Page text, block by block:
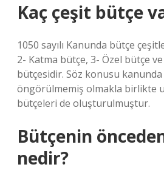
Kaç çeşit bütçe
1050 sayılı Kanunda bütçe
2- Katma bütçe, 3- Özel bütçe
bütçesidir. Söz konusu
öngörülmemiş olmakla birlikte
bütçeleri de oluşturulmuştur.
Bütçenin
nedir?